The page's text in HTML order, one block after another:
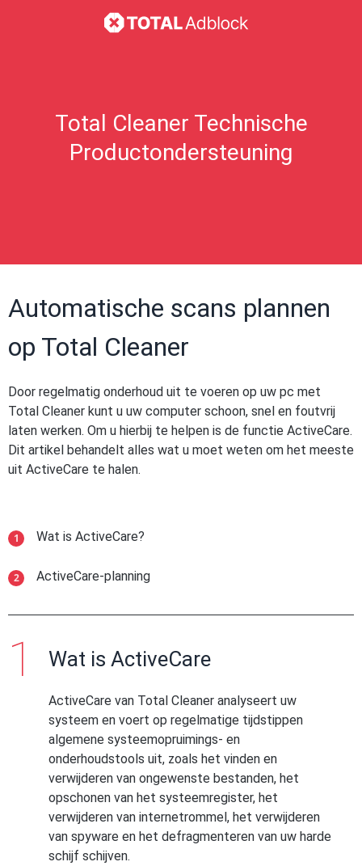
Total Cleaner Technische
Productondersteuning
Automatische scans plannen
op Total Cleaner
Door regelmatig onderhoud uit te voeren op uw pc met
Total Cleaner kunt u uw computer schoon, snel en foutvrij
laten werken. Om u hierbij te helpen is de functie ActiveCare.
Dit artikel behandelt alles wat u moet weten om het meeste
uit ActiveCare te halen.
Wat is ActiveCare?
ActiveCare-planning
Wat is ActiveCare
ActiveCare van Total Cleaner analyseert uw
systeem en voert op regelmatige tijdstippen
algemene systeemopruimings- en
onderhoudstools uit, zoals het vinden en
verwijderen van ongewenste bestanden, het
opschonen van het systeemregister, het
verwijderen van internetrommel, het verwijderen
van spyware en het defragmenteren van uw harde
schijf schijven.